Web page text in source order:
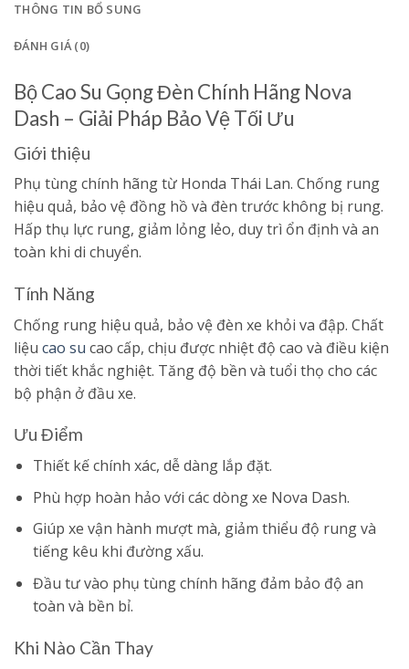
THÔNG TIN BỔ SUNG
ĐÁNH GIÁ (0)
Bộ Cao Su Gọng Đèn Chính Hãng Nova
Dash – Giải Pháp Bảo Vệ Tối Ưu
Giới thiệu
Phụ tùng chính hãng từ Honda Thái Lan. Chống rung
hiệu quả, bảo vệ đồng hồ và đèn trước không bị rung.
Hấp thụ lực rung, giảm lỏng lẻo, duy trì ổn định và an
toàn khi di chuyển.
Tính Năng
Chống rung hiệu quả, bảo vệ đèn xe khỏi va đập. Chất
liệu cao su cao cấp, chịu được nhiệt độ cao và điều kiện
thời tiết khắc nghiệt. Tăng độ bền và tuổi thọ cho các
bộ phận ở đầu xe.
Ưu Điểm
Thiết kế chính xác, dễ dàng lắp đặt.
Phù hợp hoàn hảo với các dòng xe Nova Dash.
Giúp xe vận hành mượt mà, giảm thiểu độ rung và
tiếng kêu khi đường xấu.
Đầu tư vào phụ tùng chính hãng đảm bảo độ an
toàn và bền bỉ.
Khi Nào Cần Thay